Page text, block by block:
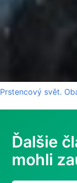
Prstencový svět.
Ďalšie
mohli